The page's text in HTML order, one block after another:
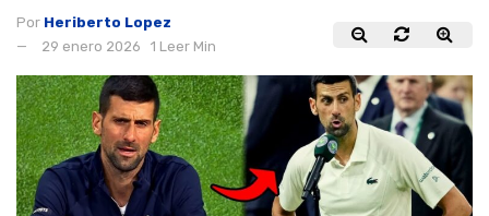
Por Heriberto Lopez
29 enero 2026
1 Leer Min